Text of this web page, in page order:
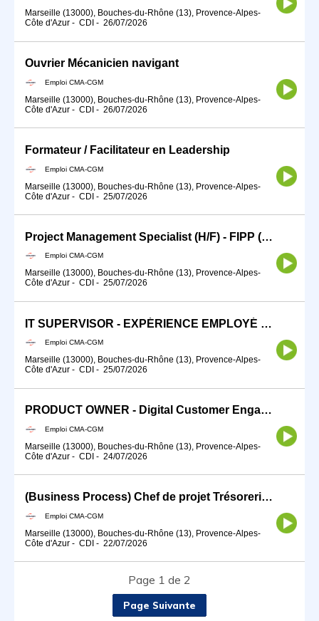
Marseille (13000), Bouches-du-Rhône (13), Provence-Alpes-
Côte d'Azur - CDI - 26/07/2026
Ouvrier Mécanicien navigant
Emploi CMA-CGM
Marseille (13000), Bouches-du-Rhône (13), Provence-Alpes-
Côte d'Azur - CDI - 26/07/2026
Formateur / Facilitateur en Leadership
Emploi CMA-CGM
Marseille (13000), Bouches-du-Rhône (13), Provence-Alpes-
Côte d'Azur - CDI - 25/07/2026
Project Management Specialist (H/F) - FIPP (scope Data Reporting Finance)
Emploi CMA-CGM
Marseille (13000), Bouches-du-Rhône (13), Provence-Alpes-
Côte d'Azur - CDI - 25/07/2026
IT SUPERVISOR - EXPÉRIENCE EMPLOYÉ DIGITALE
Emploi CMA-CGM
Marseille (13000), Bouches-du-Rhône (13), Provence-Alpes-
Côte d'Azur - CDI - 25/07/2026
PRODUCT OWNER - Digital Customer Engagement (H/F) - CMA CGM Siège Social
Emploi CMA-CGM
Marseille (13000), Bouches-du-Rhône (13), Provence-Alpes-
Côte d'Azur - CDI - 24/07/2026
(Business Process) Chef de projet Trésorerie (H/F)
Emploi CMA-CGM
Marseille (13000), Bouches-du-Rhône (13), Provence-Alpes-
Côte d'Azur - CDI - 22/07/2026
Page 1 de 2
Page Suivante